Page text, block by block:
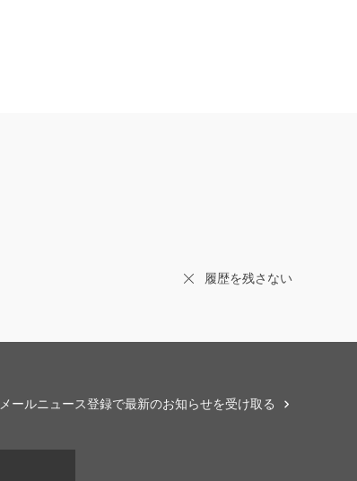
履歴を残さない
メールニュース登録で最新のお知らせを受け取る